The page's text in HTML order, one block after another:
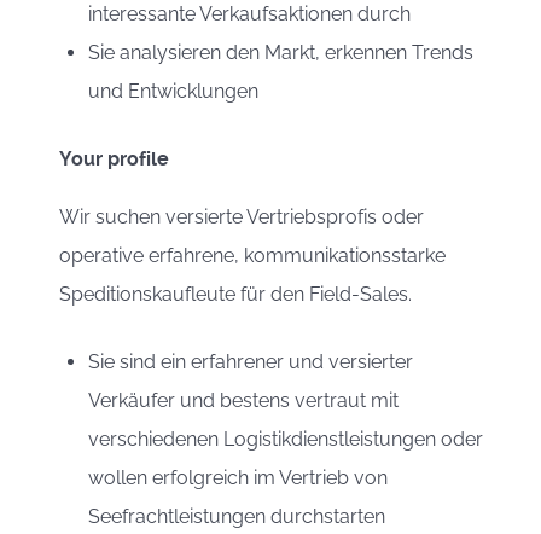
interessante Verkaufsaktionen durch
Sie analysieren den Markt, erkennen Trends
und Entwicklungen
Your profile
Wir suchen versierte Vertriebsprofis oder
operative erfahrene, kommunikationsstarke
Speditionskaufleute für den Field-Sales.
Sie sind ein erfahrener und versierter
Verkäufer und bestens vertraut mit
verschiedenen Logistikdienstleistungen oder
wollen erfolgreich im Vertrieb von
Seefrachtleistungen durchstarten